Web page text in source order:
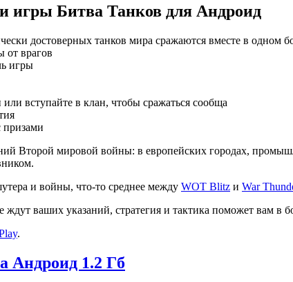
игры Битва Танков для Андроид
достоверных танков мира сражаются вместе в одном
от врагов
игры
вступайте в клан, чтобы сражаться сообща
призами
Второй мировой войны: в европейских городах,
и войны, что-то среднее между WOT Blitz и War
ваших указаний, стратегия и тактика поможет вам в
.
Андроид 1.2 Гб